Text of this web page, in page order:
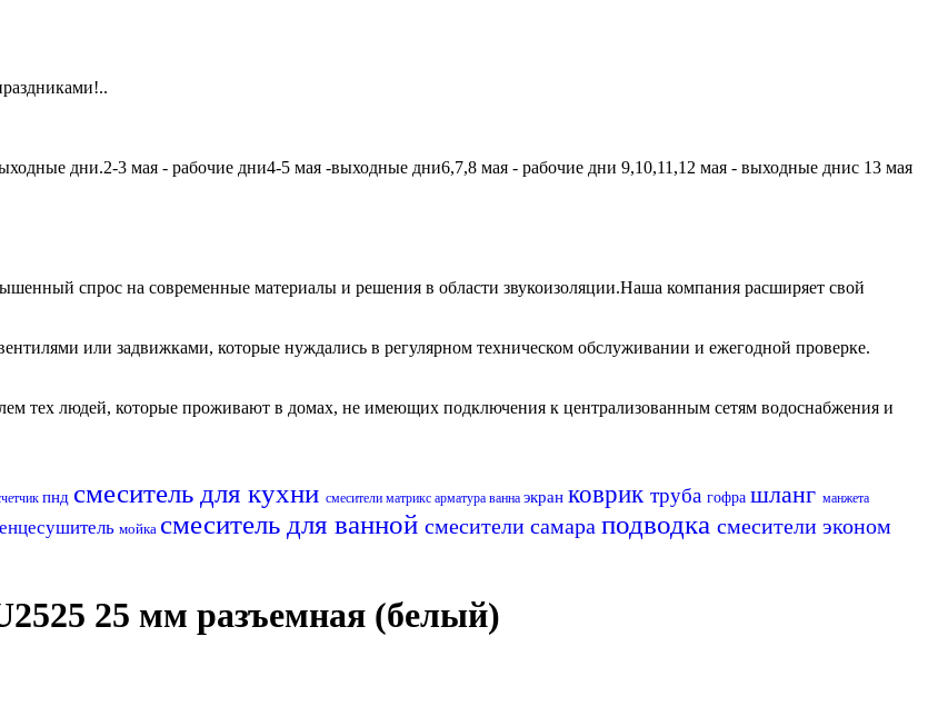
дни.2-3 мая - рабочие дни4-5 мая -выходные дни6,7,8 мая - рабочие дни 9,10,11,12 мая - выходные днис 13 мая
спрос на современные материалы и решения в области звукоизоляции.Наша компания расширяет свой
или задвижками, которые нуждались в регулярном техническом обслуживании и ежегодной проверке.
тех людей, которые проживают в домах, не имеющих подключения к централизованным сетям водоснабжения и
пнд смеситель для кухни смесители матрикс арматура ванна экран коврик труба гофра шланг манжета
мойка смеситель для ванной смесители самара подводка смесители эконом
25 мм разъемная (белый)